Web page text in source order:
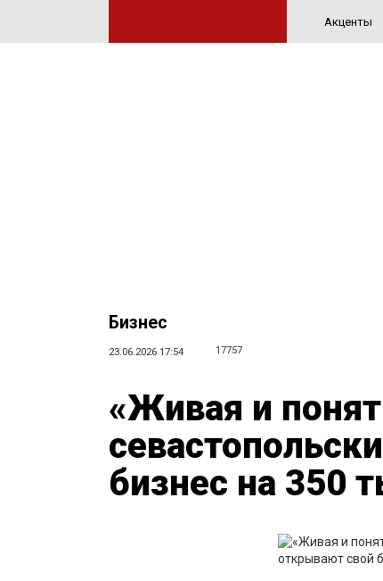
Акценты
Бизнес
23.06.2026 17:54 17757
«Живая и
бизнес на 350